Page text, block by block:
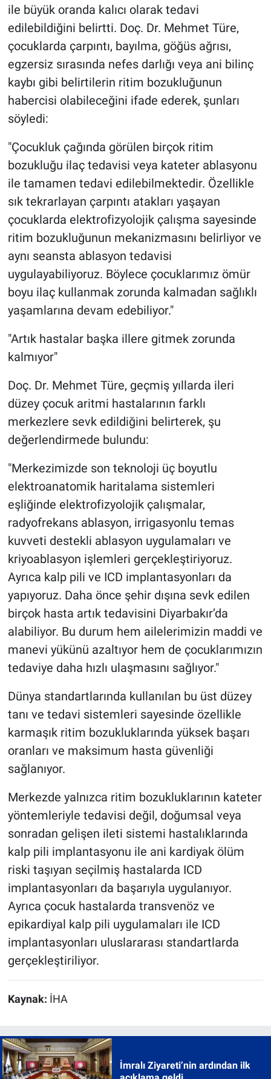
ile büyük oranda kalıcı olarak tedavi
edilebildiğini belirtti. Doç. Dr. Mehmet Türe,
çocuklarda çarpıntı, bayılma, göğüs ağrısı,
egzersiz sırasında nefes darlığı veya ani bilinç
kaybı gibi belirtilerin ritim bozukluğunun
habercisi olabileceğini ifade ederek, şunları
söyledi:
"Çocukluk çağında görülen birçok ritim
bozukluğu ilaç tedavisi veya kateter ablasyonu
ile tamamen tedavi edilebilmektedir. Özellikle
sık tekrarlayan çarpıntı atakları yaşayan
çocuklarda elektrofizyolojik çalışma sayesinde
ritim bozukluğunun mekanizmasını belirliyor ve
aynı seansta ablasyon tedavisi
uygulayabiliyoruz. Böylece çocuklarımız ömür
boyu ilaç kullanmak zorunda kalmadan sağlıklı
yaşamlarına devam edebiliyor."
"Artık hastalar başka illere gitmek zorunda
kalmıyor"
Doç. Dr. Mehmet Türe, geçmiş yıllarda ileri
düzey çocuk aritmi hastalarının farklı
merkezlere sevk edildiğini belirterek, şu
değerlendirmede bulundu:
"Merkezimizde son teknoloji üç boyutlu
elektroanatomik haritalama sistemleri
eşliğinde elektrofizyolojik çalışmalar,
radyofrekans ablasyon, irrigasyonlu temas
kuvveti destekli ablasyon uygulamaları ve
kriyoablasyon işlemleri gerçekleştiriyoruz.
Ayrıca kalp pili ve ICD implantasyonları da
yapıyoruz. Daha önce şehir dışına sevk edilen
birçok hasta artık tedavisini Diyarbakır’da
alabiliyor. Bu durum hem ailelerimizin maddi ve
manevi yükünü azaltıyor hem de çocuklarımızın
tedaviye daha hızlı ulaşmasını sağlıyor."
Dünya standartlarında kullanılan bu üst düzey
tanı ve tedavi sistemleri sayesinde özellikle
karmaşık ritim bozukluklarında yüksek başarı
oranları ve maksimum hasta güvenliği
sağlanıyor.
Merkezde yalnızca ritim bozukluklarının kateter
yöntemleriyle tedavisi değil, doğumsal veya
sonradan gelişen ileti sistemi hastalıklarında
kalp pili implantasyonu ile ani kardiyak ölüm
riski taşıyan seçilmiş hastalarda ICD
implantasyonları da başarıyla uygulanıyor.
Ayrıca çocuk hastalarda transvenöz ve
epikardiyal kalp pili uygulamaları ile ICD
implantasyonları uluslararası standartlarda
gerçekleştiriliyor.
Kaynak: İHA
İmralı Ziyareti’nin ardından ilk